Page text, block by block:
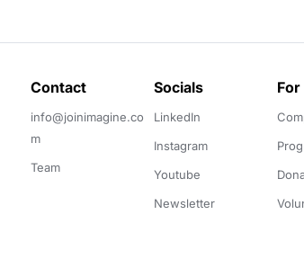
Contact
info@joinimagine.co
m
Team
Socials
LinkedIn
Instagram
Youtube
Newsletter